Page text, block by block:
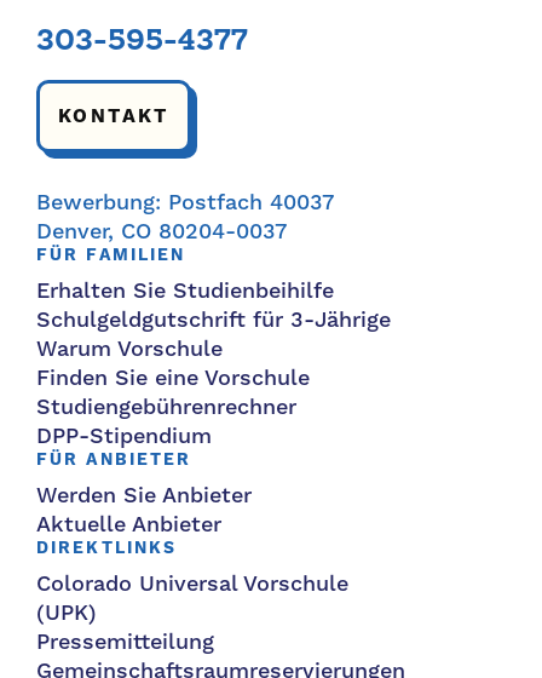
303-595-4377
KONTAKT
Bewerbung: Postfach 40037
Denver, CO 80204-0037
FÜR FAMILIEN
Erhalten Sie Studienbeihilfe
Schulgeldgutschrift für 3-Jährige
Warum Vorschule
Finden Sie eine Vorschule
Studiengebührenrechner
DPP-Stipendium
FÜR ANBIETER
Werden Sie Anbieter
Aktuelle Anbieter
DIREKTLINKS
Colorado Universal Vorschule
(UPK)
Pressemitteilung
Gemeinschaftsraumreservierungen